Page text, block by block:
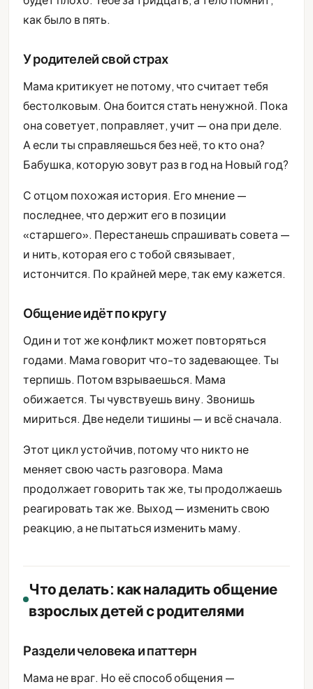
как было в пять.
У родителей свой страх
Мама критикует не потому, что считает тебя
бестолковым. Она боится стать ненужной. Пока
она советует, поправляет, учит — она при деле.
А если ты справляешься без неё, то кто она?
Бабушка, которую зовут раз в год на Новый год?
С отцом похожая история. Его мнение —
последнее, что держит его в позиции
«старшего». Перестанешь спрашивать совета —
и нить, которая его с тобой связывает,
истончится. По крайней мере, так ему кажется.
Общение идёт по кругу
Один и тот же конфликт может повторяться
годами. Мама говорит что-то задевающее. Ты
терпишь. Потом взрываешься. Мама
обижается. Ты чувствуешь вину. Звонишь
мириться. Две недели тишины — и всё сначала.
Этот цикл устойчив, потому что никто не
меняет свою часть разговора. Мама
продолжает говорить так же, ты продолжаешь
реагировать так же. Выход — изменить свою
реакцию, а не пытаться изменить маму.
Что делать: как наладить общение
взрослых детей с родителями
Раздели человека и паттерн
Мама не враг. Но её способ общения —